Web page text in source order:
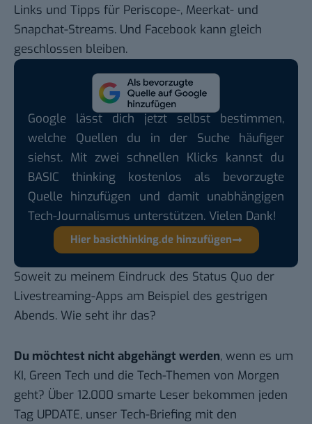
Links und Tipps für Periscope-, Meerkat- und
Snapchat-Streams. Und Facebook kann gleich
geschlossen bleiben.
Google lässt dich jetzt selbst bestimmen,
welche Quellen du in der Suche häufiger
siehst. Mit zwei schnellen Klicks kannst du
BASIC thinking kostenlos als bevorzugte
Quelle hinzufügen und damit unabhängigen
Tech-Journalismus unterstützen. Vielen Dank!
Hier basicthinking.de hinzufügen
Soweit zu meinem Eindruck des Status Quo der
Livestreaming-Apps am Beispiel des gestrigen
Abends. Wie seht ihr das?
Du möchtest nicht abgehängt werden, wenn es um
KI, Green Tech und die Tech-Themen von Morgen
geht? Über 12.000 smarte Leser bekommen jeden
Tag UPDATE, unser Tech-Briefing mit den